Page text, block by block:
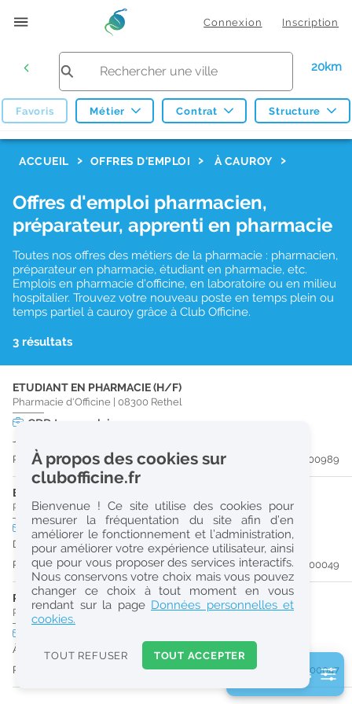
Connexion Inscription
20km
Favoris Métier Contrat Structure
Réinitialiser
2
0
k
Consulter les offres de la France d'outre-mer
ACCUEIL OFFRES D'EMPLOI À CAUROY
Offres d'emploi pharmacien,
préparateur, apprenti en pharmacie
Toutes nos offres des métiers de la pharmacie : pharmacien,
préparateur en pharmacie, étudiant en pharmacie, etc.
Emplois en pharmacie d'officine, en laboratoire ou en milieu
hospitalier. Trouvez votre nouveau poste en temps plein ou
temps partiel à cauroy grâce à Club Officine.
3 résultats
ETUDIANT EN PHARMACIE (H/F)
Pharmacie d'Officine 08300 Rethel
CDD temps plein
Jusqu'au 07/08/26
Publiée il y a 47 jour(s)
#200989
ETUDIANT EN PHARMACIE 6E ANNÉE VALIDÉE (H/F)
Pharmacie d'Officine|08400 Vouziers
CDD temps plein Logement
Du 29/09/26 au 29/01/27
Publiée il y a 58 jour(s)
#200049
PRÉPARATEUR EN PHARMACIE (H/F)
Pharmacie d'Officine 08400 Vouziers
À partir du 30/08/26
Publiée il y a 58 jour(s)
#200047
2 filtre(s) actifs
À propos des cookies sur
clubofficine.fr
Bienvenue ! Ce site utilise des cookies pour
mesurer la fréquentation du site afin d’en
améliorer le fonctionnement et l’administration,
pour améliorer votre expérience utilisateur, ainsi
que pour vous proposer des services interactifs.
Nous conservons votre choix mais vous pouvez
changer ce choix à tout moment en vous
rendant sur la page Données personnelles et
cookies.
TOUT REFUSER TOUT ACCEPTER